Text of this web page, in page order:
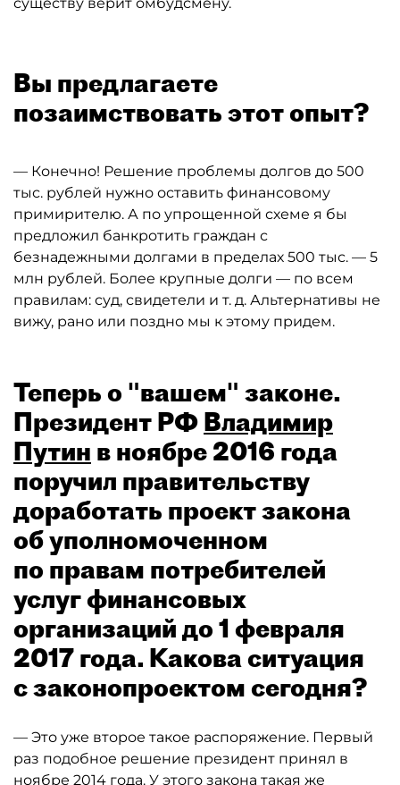
Вы предлагаете
позаимствовать этот опыт?
— Конечно! Решение проблемы долгов до 500
тыс. рублей нужно оставить финансовому
примирителю. А по упрощенной схеме я бы
предложил банкротить граждан с
безнадежными долгами в пределах 500 тыс. — 5
млн рублей. Более крупные долги — по всем
правилам: суд, свидетели и т. д. Альтернативы не
вижу, рано или поздно мы к этому придем.
Теперь о "вашем" законе.
Президент РФ Владимир
Путин в ноябре 2016 года
поручил правительству
доработать проект закона
об уполномоченном
по правам потребителей
услуг финансовых
организаций до 1 февраля
2017 года. Какова ситуация
с законопроектом сегодня?
— Это уже второе такое распоряжение. Первый
раз подобное решение президент принял в
ноябре 2014 года. У этого закона такая же